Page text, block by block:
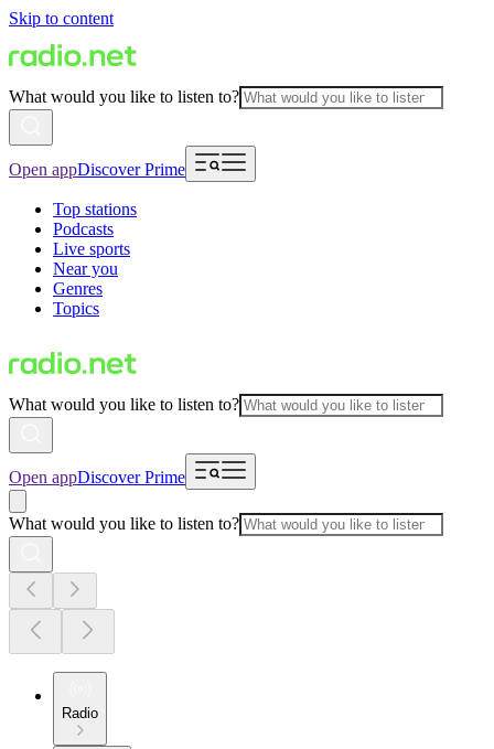
Skip to content
What would you like to listen to?
Open appDiscover Prime
Top stations
Podcasts
Live sports
Near you
Genres
Topics
What would you like to listen to?
Open appDiscover Prime
What would you like to listen to?
Radio